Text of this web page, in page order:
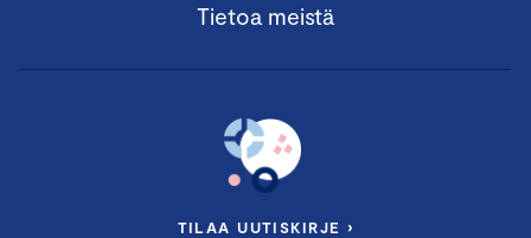
Tietoa meistä
TILAA UUTISKIRJE ›